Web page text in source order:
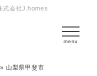
式会社J.homes
menu
» 山梨県甲斐市